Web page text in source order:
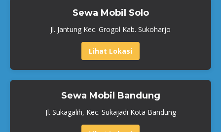
Sewa Mobil Solo
Jl. Jantung Kec. Grogol Kab. Sukoharjo
Lihat Lokasi
Sewa Mobil Bandung
Jl. Sukagalih, Kec. Sukajadi Kota Bandung